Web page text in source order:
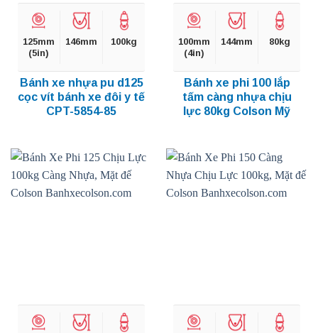
125mm
(5in)
146mm 100kg
Bánh xe nhựa pu d125
cọc vít bánh xe đôi y tế
CPT-5854-85
100mm
(4in)
144mm 80kg
Bánh xe phi 100 lắp
tấm càng nhựa chịu
lực 80kg Colson Mỹ